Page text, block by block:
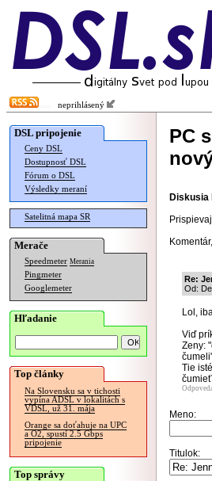
neprihlásený
DSL pripojenie
Ceny DSL
Dostupnosť DSL
Fórum o DSL
Výsledky meraní
Satelitná mapa SR
Merače
Speedmeter Merania
Pingmeter
Googlemeter
Hľadanie
Top články
Na Slovensku sa v tichosti
vypína ADSL v lokalitách s
VDSL, už 31. mája
Orange sa doťahuje na UPC
a O2, spustí 2.5 Gbps
pripojenie
Top správy
PC
Diskusia
Re:
Od:
Lol,
Viď
Zeny:
Tie
Meno:
Titulok: